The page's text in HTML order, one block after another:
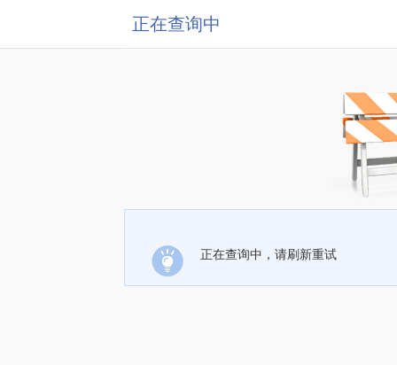
正在查询中
正在查询中，请刷新重试